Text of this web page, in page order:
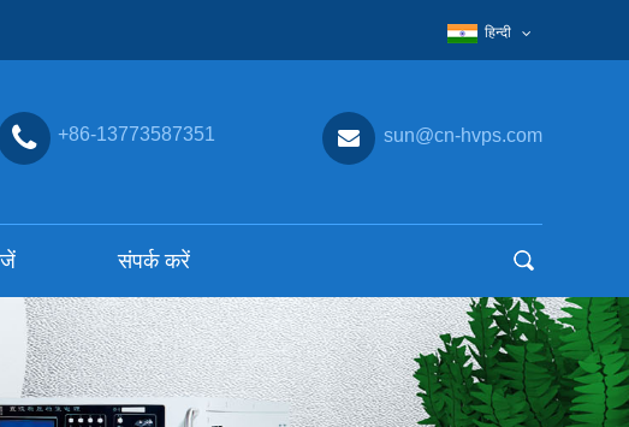
हिन्दी
+86-13773587351 sun@cn-hvps.com
संपर्क करें